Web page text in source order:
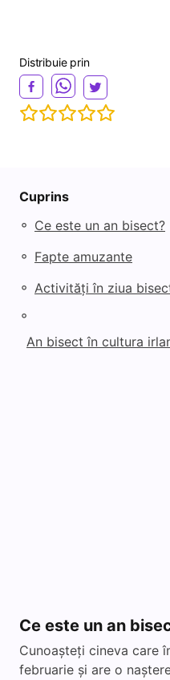
Distribuie prin
Cuprins
◦ Ce este un an bisect?
◦ Fapte amuzante
◦ Activități în ziua
◦
An bisect în cultura
Ce este un an
Cunoașteți cineva care
februarie și are o